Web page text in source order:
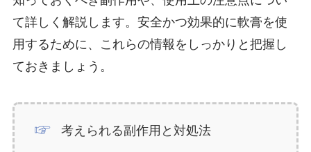
て詳しく解説します。安全かつ効果的に軟膏を使
用するために、これらの情報をしっかりと把握し
ておきましょう。
考えられる副作用と対処法